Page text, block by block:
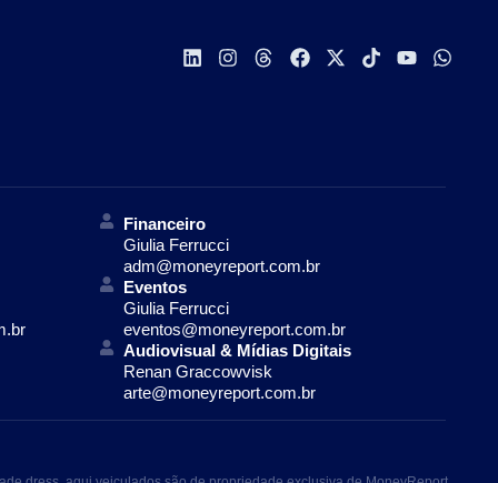
Financeiro
Giulia Ferrucci
adm@moneyreport.com.br
Eventos
Giulia Ferrucci
eventos@moneyreport.com.br
Audiovisual & Mídias Digitais
Renan Graccowvisk
arte@moneyreport.com.br